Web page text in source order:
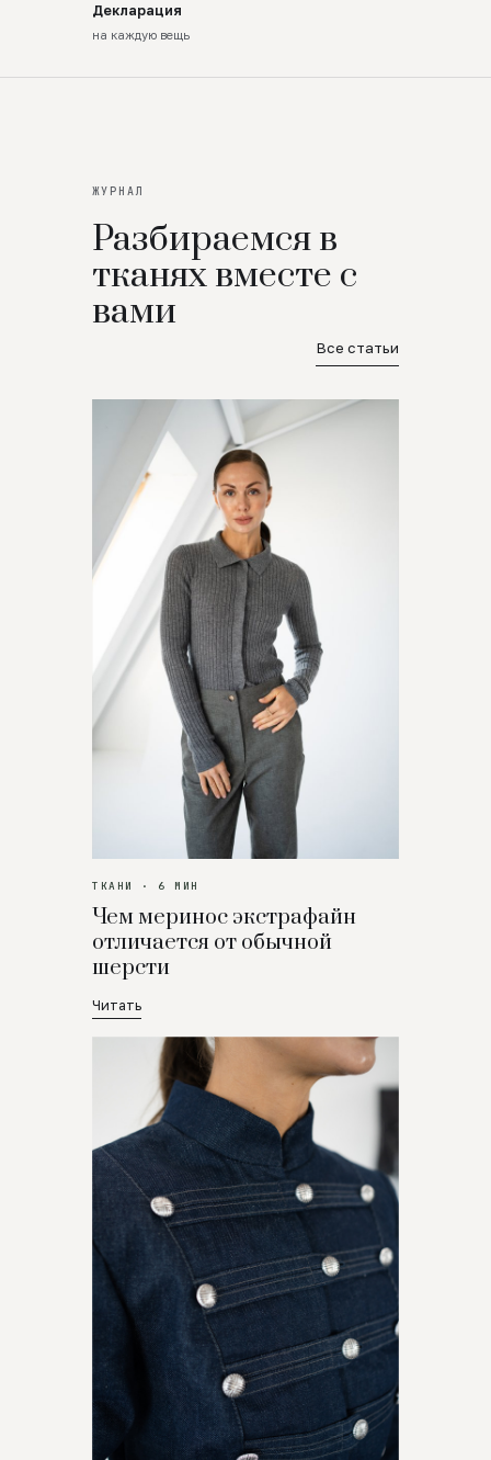
Декларация
на каждую вещь
ЖУРНАЛ
Разбираемся в
тканях вместе с
вами
Все статьи
ТКАНИ · 6 МИН
Чем меринос экстрафайн
отличается от обычной
шерсти
Читать